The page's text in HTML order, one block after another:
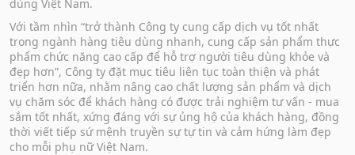
dùng Việt Nam.
Với tầm nhìn “trở thành Công ty cung cấp dịch vụ tốt nhất
trong ngành hàng tiêu dùng nhanh, cung cấp sản phẩm thực
phẩm chức năng cao cấp để hỗ trợ người tiêu dùng khỏe và
đẹp hơn”, Công ty đặt mục tiêu liên tục toàn thiện và phát
triển hơn nữa, nhằm nâng cao chất lượng sản phẩm và dịch
vụ chăm sóc để khách hàng có được trải nghiệm tư vấn - mua
sắm tốt nhất, xứng đáng với sự ủng hộ của khách hàng, đồng
thời viết tiếp sứ mệnh truyền sự tự tin và cảm hứng làm đẹp
cho mỗi phụ nữ Việt Nam.